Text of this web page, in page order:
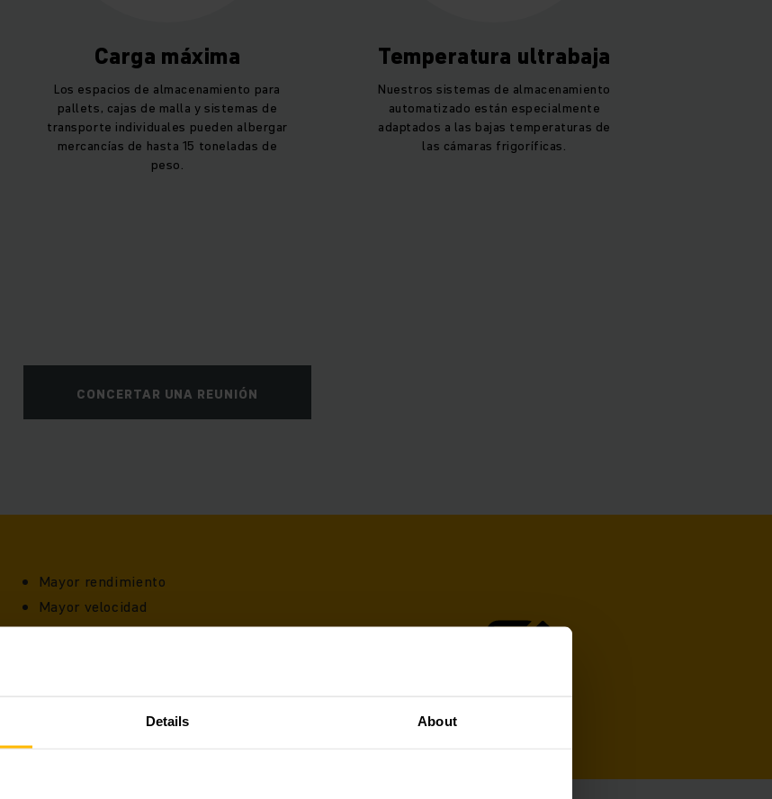
Details About
Carga máxima
Los espacios de almacenamiento para
pallets, cajas de malla y sistemas de
transporte individuales pueden albergar
mercancías de hasta 15 toneladas de
peso.
Temperatura ultrabaja
Nuestros sistemas de almacenamiento
automatizado están especialmente
adaptados a las bajas temperaturas de
las cámaras frigoríficas.
CONCERTAR UNA REUNIÓN
Mayor rendimiento
Mayor velocidad
Fiabilidad en el flujo de materiales